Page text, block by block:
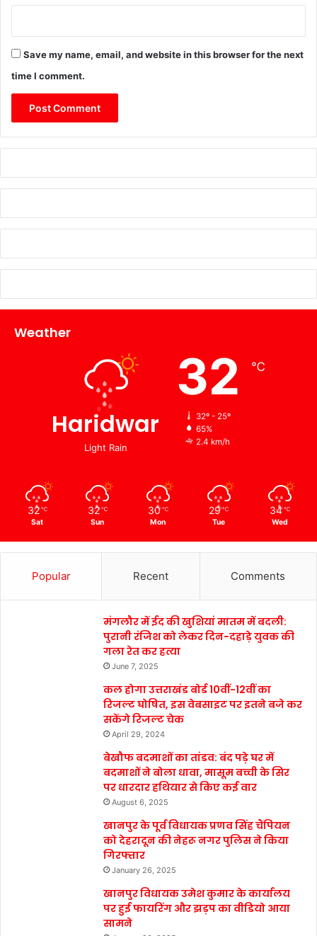
Save my name, email, and website in this browser for the next
time I comment.
Weather
Haridwar
Light Rain
32 ℃
32º - 25º
65%
2.4 km/h
32 ℃
Sat
32 ℃
Sun
30 ℃
Mon
29 ℃
Tue
34 ℃
Wed
Popular Recent Comments
मंगलौर में ईद की खुशियां मातम में बदली:
पुरानी रंजिश को लेकर दिन-दहाड़े युवक की
गला रेत कर हत्या
June 7, 2025
कल होगा उत्तराखंड बोर्ड 10वीं-12वीं का
रिजल्ट घोषित, इस वेबसाइट पर इतने बजे कर
सकेंगे रिजल्ट चेक
April 29, 2024
बेखौफ बदमाशों का तांडव: बंद पड़े घर में
बदमाशों ने बोला धावा, मासूम बच्ची के सिर
पर धारदार हथियार से किए कई वार
August 6, 2025
खानपुर के पूर्व विधायक प्रणव सिंह चैंपियन
को देहरादून की नेहरू नगर पुलिस ने किया
गिरफ्तार
January 26, 2025
खानपुर विधायक उमेश कुमार के कार्यालय
पर हुई फायरिंग और झड़प का वीडियो आया
सामने